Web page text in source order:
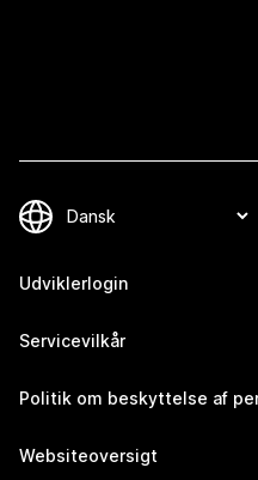
Udviklerlogin
Servicevilkår
Politik om beskyttelse af
Websiteoversigt